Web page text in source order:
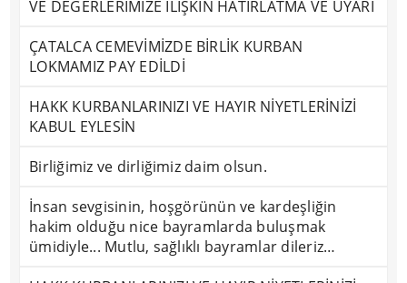
VE DEĞERLERİMİZE İLİŞKİN HATIRLATMA VE UYARI
ÇATALCA CEMEVİMİZDE BİRLİK KURBAN
LOKMAMIZ PAY EDİLDİ
HAKK KURBANLARINIZI VE HAYIR NİYETLERİNİZİ
KABUL EYLESİN
Birliğimiz ve dirliğimiz daim olsun.
İnsan sevgisinin, hoşgörünün ve kardeşliğin
hakim olduğu nice bayramlarda buluşmak
ümidiyle... Mutlu, sağlıklı bayramlar dileriz…